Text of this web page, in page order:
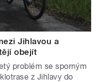
Jihlavou a
obejít
problém se sporným
z Jihlavy do